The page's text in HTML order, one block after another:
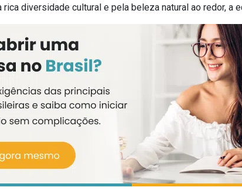
rica diversidade cultural e pela beleza natural ao redor,